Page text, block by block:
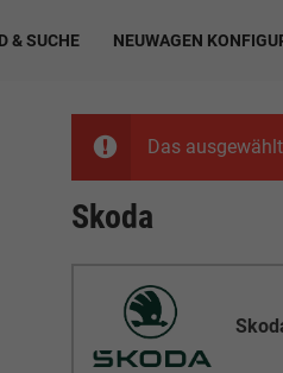
& SUCHE NEUWAGEN
Das
Skoda